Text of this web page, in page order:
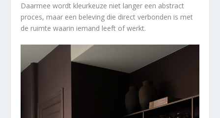
Daarmee wordt kleurkeuze niet langer een abstract
proces, maar een beleving die direct verbonden is met
de ruimte waarin iemand leeft of werkt.